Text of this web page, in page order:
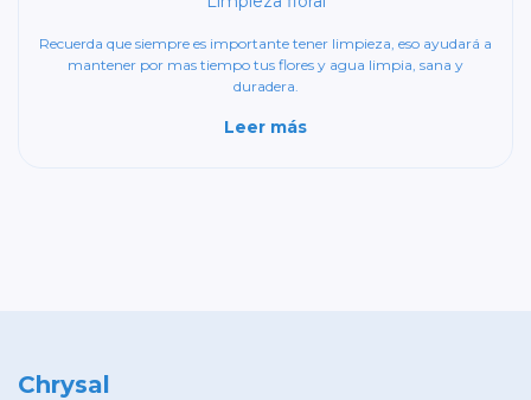
Recuerda que siempre es importante tener limpieza, eso ayudará a
mantener por mas tiempo tus flores y agua limpia, sana y
duradera.
Leer más
Chrysal